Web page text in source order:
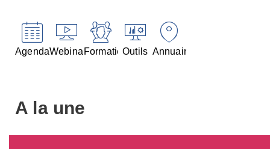
AgendaWebinairesFormationsOutils Annuaires
A la une